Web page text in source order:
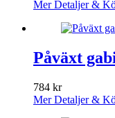
Mer Detaljer &
Påväxt
784 kr
Mer Detaljer &